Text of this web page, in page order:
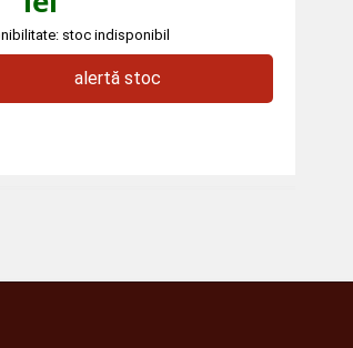
stoc indisponibil
alertă stoc